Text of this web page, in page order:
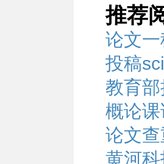
推荐
论文
投稿
教育
概论
论文
黄河